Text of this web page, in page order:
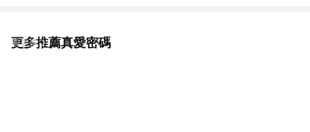
更多推薦真愛密碼
看更多